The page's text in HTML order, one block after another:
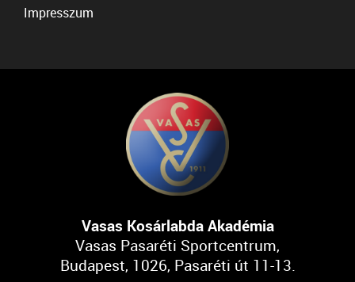
Impresszum
Vasas Kosárlabda Akadémia
Vasas Pasaréti Sportcentrum,
Budapest, 1026, Pasaréti út 11-13.